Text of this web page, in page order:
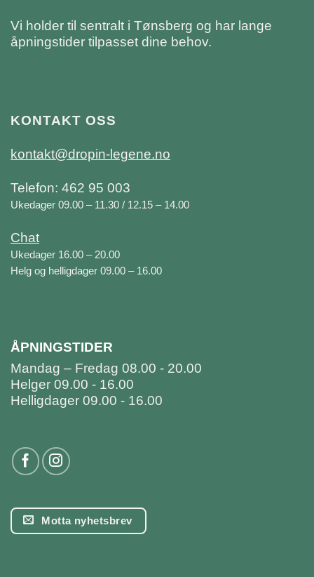
Vi holder til sentralt i Tønsberg og har lange
åpningstider tilpasset dine behov.
KONTAKT OSS
kontakt@dropin-legene.no
Telefon: 462 95 003
Ukedager 09.00 – 11.30 / 12.15 – 14.00
Chat
Ukedager 16.00 – 20.00
Helg og helligdager 09.00 – 16.00
ÅPNINGSTIDER
Mandag – Fredag 08.00 - 20.00
Helger 09.00 - 16.00
Helligdager 09.00 - 16.00
Motta nyhetsbrev